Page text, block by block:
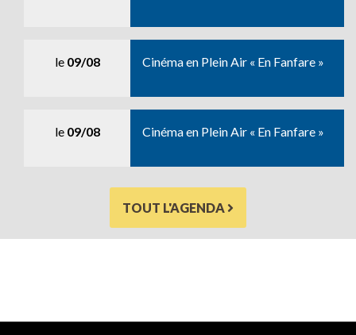
le 09/08 Cinéma en Plein Air « En Fanfare »
le 09/08 Cinéma en Plein Air « En Fanfare »
TOUT L'AGENDA